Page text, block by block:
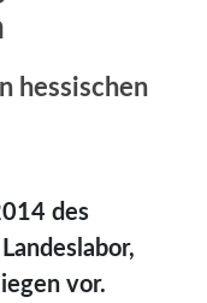
hessischen
des
vor.